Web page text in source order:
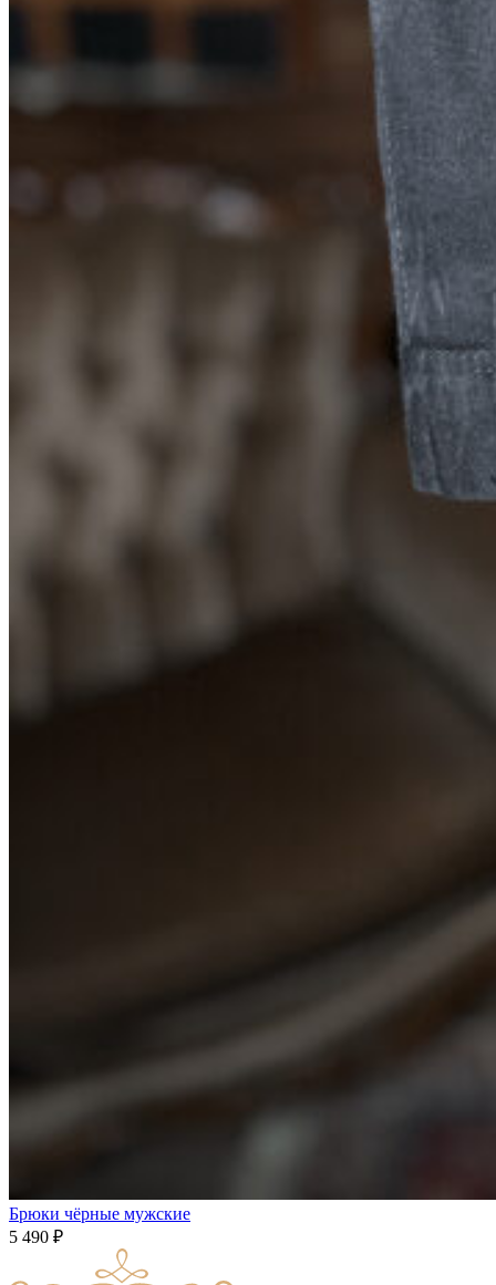
Брюки чёрные мужские
5 490 ₽